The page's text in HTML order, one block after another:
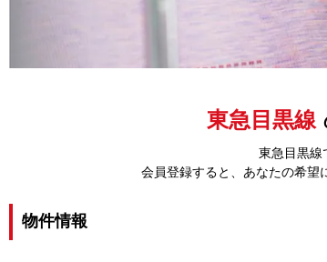
東急目黒線
東急目黒線
会員登録すると、あなたの希望
物件情報